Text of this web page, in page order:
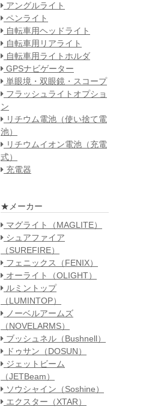
アングルライト
ペンライト
自転車用ヘッドライト
自転車用リアライト
自転車用ライトホルダ
GPSナビゲーター
単眼境・双眼鏡・スコープ
フラッシュライトオプショ
ン
リチウム電池（使い捨て電
池）
リチウムイオン電池（充電
式）
充電器
★メーカー
マグライト（MAGLITE）
シュアファイア
（SUREFIRE）
フェニックス（FENIX）
オーライト（OLIGHT）
ルミントップ
（LUMINTOP）
ノーベルアームズ
（NOVELARMS）
ブッシュネル（Bushnell）
ドゥサン（DOSUN）
ジェットビーム
（JETBeam）
ソウシャイン（Soshine）
エクスター（XTAR）